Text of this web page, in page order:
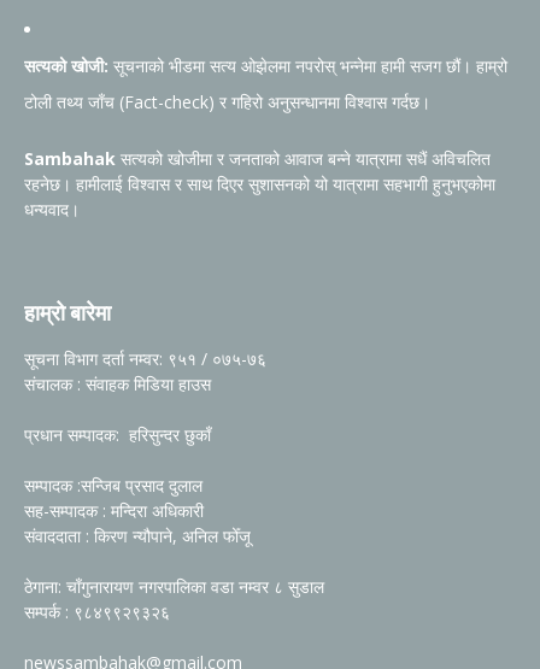
सत्यको खोजी: सूचनाको भीडमा सत्य ओझेलमा नपरोस् भन्नेमा हामी सजग छौं। हाम्रो
टोली तथ्य जाँच (Fact-check) र गहिरो अनुसन्धानमा विश्वास गर्दछ।
Sambahak सत्यको खोजीमा र जनताको आवाज बन्ने यात्रामा सधैं अविचलित
रहनेछ। हामीलाई विश्वास र साथ दिएर सुशासनको यो यात्रामा सहभागी हुनुभएकोमा
धन्यवाद।
हाम्रो बारेमा
सूचना विभाग दर्ता नम्वर: ९५१ / ०७५-७६
संचालक : संवाहक मिडिया हाउस
प्रधान सम्पादक: हरिसुन्दर छुकाँ
सम्पादक :सन्जिब प्रसाद दुलाल
सह-सम्पादक : मन्दिरा अधिकारी
संवाददाता : किरण न्यौपाने, अनिल फोँजू
ठेगाना: चाँगुनारायण नगरपालिका वडा नम्वर ८ सुडाल
सम्पर्क : ९८४९९२९३२६
newssambahak@gmail.com